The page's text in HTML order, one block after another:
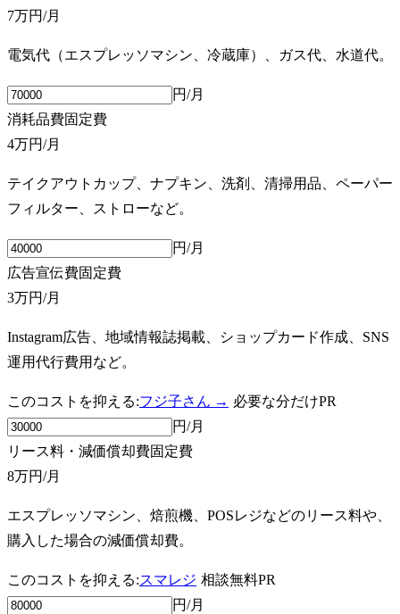
7万円/月
電気代（エスプレッソマシン、冷蔵庫）、ガス代、水道代。
円/月
消耗品費固定費
4万円/月
テイクアウトカップ、ナプキン、洗剤、清掃用品、ペーパー
フィルター、ストローなど。
円/月
広告宣伝費固定費
3万円/月
Instagram広告、地域情報誌掲載、ショップカード作成、SNS
運用代行費用など。
このコストを抑える:フジ子さん → 必要な分だけPR
円/月
リース料・減価償却費固定費
8万円/月
エスプレッソマシン、焙煎機、POSレジなどのリース料や、
購入した場合の減価償却費。
このコストを抑える:スマレジ 相談無料PR
円/月